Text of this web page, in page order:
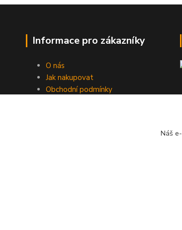
Informace pro zákazníky
O nás
Jak nakupovat
Obchodní podmínky
Náš